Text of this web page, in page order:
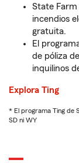
State
incendios
gratuita.
El
de póliza
inquilinos
Explora Ting
* El programa Ting de
SD ni WY